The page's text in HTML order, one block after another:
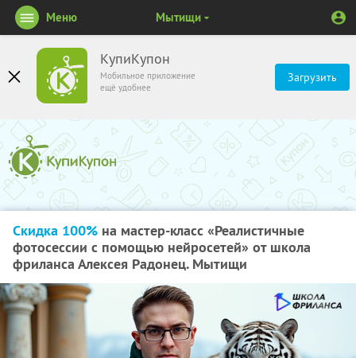
КупиКупон
Мобильное приложение
ещё удобнее
Загрузить
Меню Мытищи
Скидка 100% на мастер-класс «Реалистичные
фотосессии с помощью нейросетей» от школа
фриланса Алексея Радонец. Мытищи